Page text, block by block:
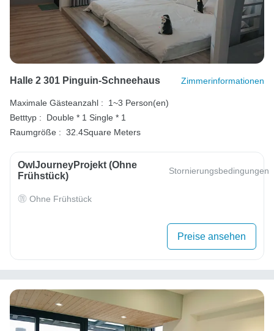
Halle 2 301 Pinguin-Schneehaus Zimmerinformationen
Maximale Gästeanzahl :
1~3 Person(en)
Betttyp :
Double * 1 Single * 1
Raumgröße : 32.4Square Meters
OwlJourneyProjekt (ohne
Frühstück)
Stornierungsbedingungen
Ohne Frühstück
Preise ansehen